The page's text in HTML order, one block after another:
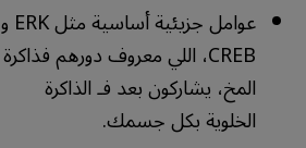
عوامل جزيئية أساسية مثل ERK و
CREB، اللي معروف دورهم فذاكرة
المخ، يشاركون بعد فـ الذاكرة
الخلوية بكل جسمك.